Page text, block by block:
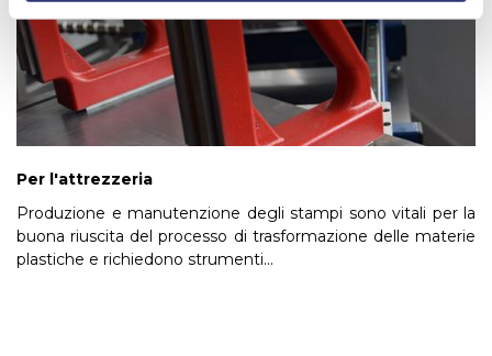
Per l'attrezzeria
Produzione e manutenzione degli stampi sono vitali per la
buona riuscita del processo di trasformazione delle materie
plastiche e richiedono strumenti...